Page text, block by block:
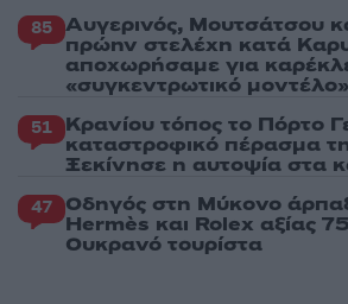
85 Αυγερινός, Μουτσάτσου
πρώην στελέχη κατά
αποχωρήσαμε για
«συγκεντρωτικό μοντέλο»
51 Κρανίου τόπος το Πόρτο
καταστροφικό πέρασμα
Ξεκίνησε η αυτοψία στα
47 Οδηγός στη Μύκονο
Hermès και Rolex αξίας
Ουκρανό τουρίστα